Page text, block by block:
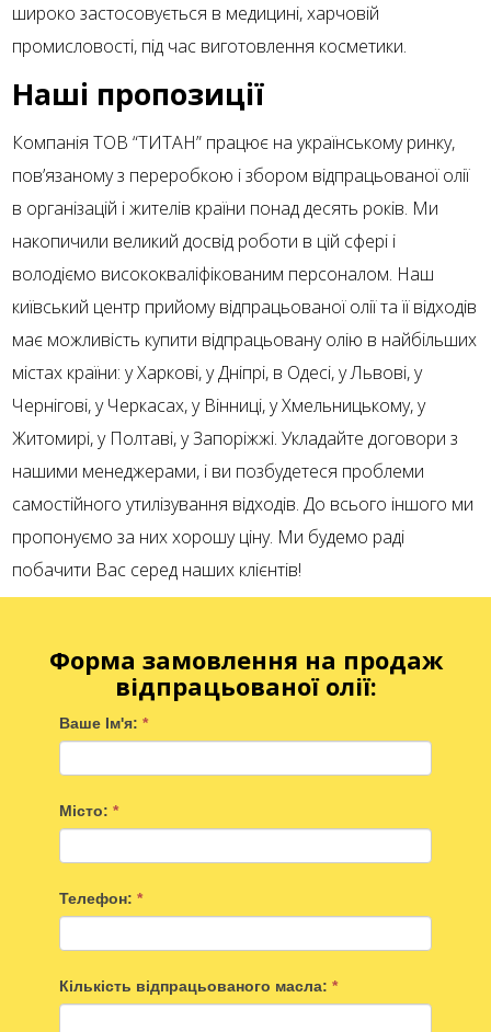
широко застосовується в медицині, харчовій
промисловості, під час виготовлення косметики.
Наші пропозиції
Компанія ТОВ “ТИТАН” працює на українському ринку,
пов’язаному з переробкою і збором відпрацьованої олії
в організацій і жителів країни понад десять років. Ми
накопичили великий досвід роботи в цій сфері і
володіємо висококваліфікованим персоналом. Наш
київський центр прийому відпрацьованої олії та її відходів
має можливість купити відпрацьовану олію в найбільших
містах країни: у Харкові, у Дніпрі, в Одесі, у Львові, у
Чернігові, у Черкасах, у Вінниці, у Хмельницькому, у
Житомирі, у Полтаві, у Запоріжжі. Укладайте договори з
нашими менеджерами, і ви позбудетеся проблеми
самостійного утилізування відходів. До всього іншого ми
пропонуємо за них хорошу ціну. Ми будемо раді
побачити Вас серед наших клієнтів!
Форма замовлення на продаж
відпрацьованої олії:
Ваше Ім'я: *
Місто: *
Телефон: *
Кількість відпрацьованого масла: *